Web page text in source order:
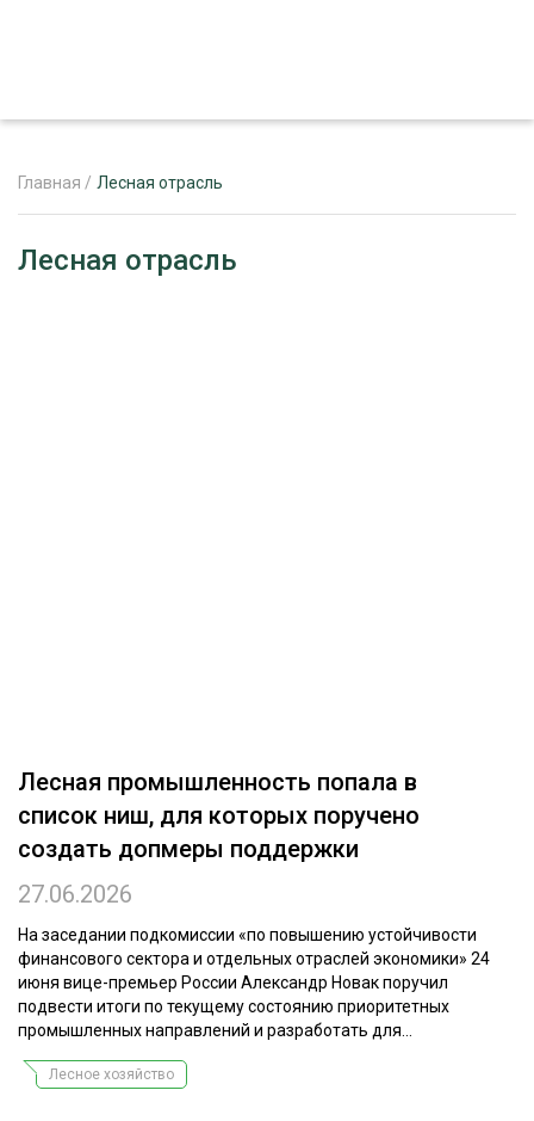
ЖУРНАЛ «ЛЕСНОЙ КОМПЛЕКС»
ПРОИЗВОДСТВО ДРЕВЕСНЫХ ПЛИТ
ЦБП
КОМПЛЕКСНАЯ ПЕРЕРАБОТКА
ЛЕСОПИЛЕНИЕ
ДЕРЕВЯННОЕ ДОМОСТРОЕНИЕ
БЕЗОПАСНОЕ ПРОИЗВОДСТВО
СОРТИРОВКА ДРЕВЕСИНЫ
Главная / Лесная отрасль
Лесная отрасль
Лесная промышленность попала в
список ниш, для которых поручено
создать допмеры поддержки
27.06.2026
На заседании подкомиссии «по повышению устойчивости
финансового сектора и отдельных отраслей экономики» 24
июня вице-премьер России Александр Новак поручил
подвести итоги по текущему состоянию приоритетных
промышленных направлений и разработать для...
Лесное хозяйство